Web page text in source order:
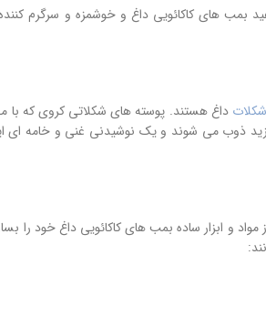
بمب های کاکائویی داغ و خوشمزه و سرگرم
شکلات داغ هستند. پوسته های شکلاتی کروی که با
ذوب می شوند و یک نوشیدنی غنی و خامه ای